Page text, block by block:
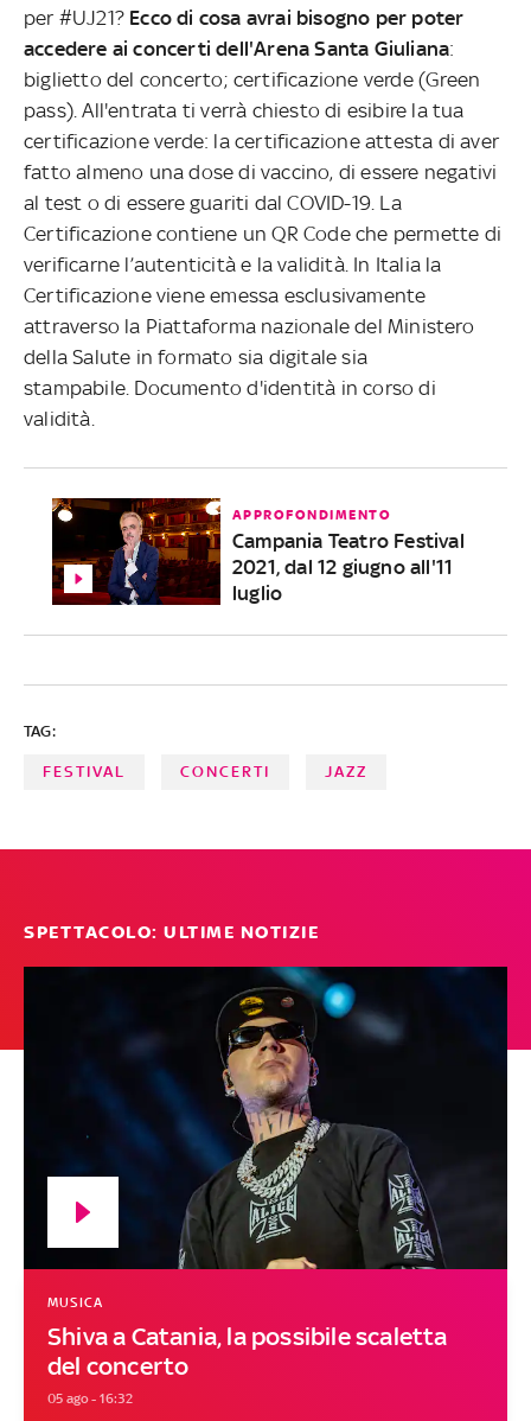
per #UJ21? Ecco di cosa avrai bisogno per poter
accedere ai concerti dell'Arena Santa Giuliana:
biglietto del concerto; certificazione verde (Green
pass). All'entrata ti verrà chiesto di esibire la tua
certificazione verde: la certificazione attesta di aver
fatto almeno una dose di vaccino, di essere negativi
al test o di essere guariti dal COVID-19. La
Certificazione contiene un QR Code che permette di
verificarne l’autenticità e la validità. In Italia la
Certificazione viene emessa esclusivamente
attraverso la Piattaforma nazionale del Ministero
della Salute in formato sia digitale sia
stampabile. Documento d'identità in corso di
validità.
APPROFONDIMENTO
Campania Teatro Festival
2021, dal 12 giugno all'11
luglio
TAG:
FESTIVAL CONCERTI JAZZ
SPETTACOLO: ULTIME NOTIZIE
Shiva a Catania, la possibile scaletta
del concerto
MUSICA
05 ago - 16:32